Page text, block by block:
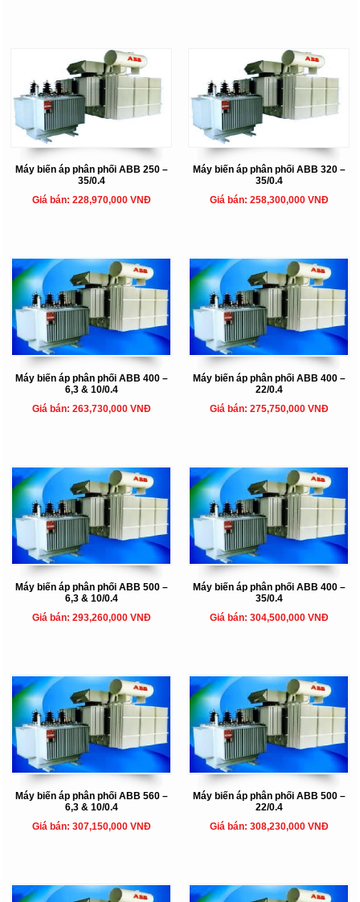
Máy biến áp phân phối ABB 250 –
35/0.4
Giá bán: 228,970,000 VNĐ
Máy biến áp phân phối ABB 320 –
35/0.4
Giá bán: 258,300,000 VNĐ
Máy biến áp phân phối ABB 400 –
6,3 & 10/0.4
Giá bán: 263,730,000 VNĐ
Máy biến áp phân phối ABB 400 –
22/0.4
Giá bán: 275,750,000 VNĐ
Máy biến áp phân phối ABB 500 –
6,3 & 10/0.4
Giá bán: 293,260,000 VNĐ
Máy biến áp phân phối ABB 400 –
35/0.4
Giá bán: 304,500,000 VNĐ
Máy biến áp phân phối ABB 560 –
6,3 & 10/0.4
Giá bán: 307,150,000 VNĐ
Máy biến áp phân phối ABB 500 –
22/0.4
Giá bán: 308,230,000 VNĐ